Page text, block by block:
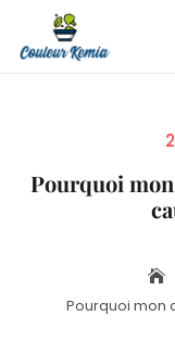
content
Pourquoi
Pourquoi mon